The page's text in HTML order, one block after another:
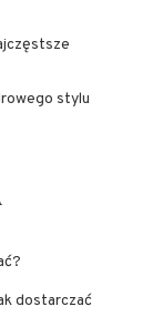
stylu
dostarczać